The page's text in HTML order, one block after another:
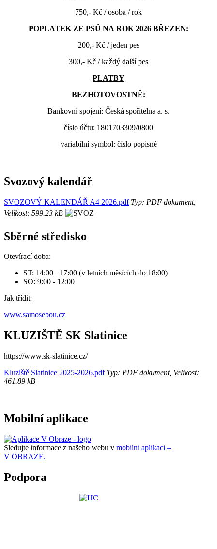
750,- Kč / osoba / rok
POPLATEK ZE PSŮ NA ROK 2026 BŘEZEN:
200,- Kč / jeden pes
300,- Kč / každý další pes
PLATBY
BEZHOTOVOSTNĚ:
Bankovní spojení: Česká spořitelna a. s.
číslo účtu: 1801703309/0800
variabilní symbol: číslo popisné
Svozový kalendář
SVOZOVÝ KALENDÁŘ A4 2026.pdfTyp: PDF dokument,
Velikost: 599.23 kB
Sběrné středisko
Otevírací doba:
ST: 14:00 - 17:00 (v letních měsících do 18:00)
SO: 9:00 - 12:00
Jak třídit:
www.samosebou.cz
KLUZIŠTĚ SK Slatinice
https://www.sk-slatinice.cz/
Kluziště Slatinice 2025-2026.pdfTyp: PDF dokument, Velikost:
461.89 kB
Mobilní aplikace
Sledujte informace z našeho webu v mobilní aplikaci –
V OBRAZE.
Podpora